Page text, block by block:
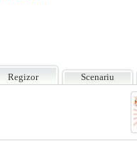
Regizor Scenariu